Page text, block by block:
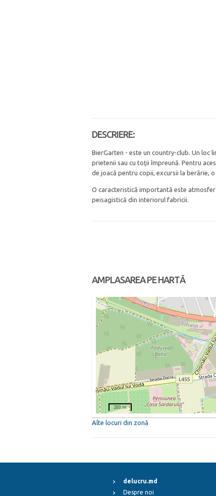
DESCRIERE:
BierGarten - este un country-club. Un loc
prietenii sau cu toții împreună. Pentru
de joacă pentru copii, excursii la berărie,
O caracteristică importantă este
peisagistică din interiorul fabricii.
AMPLASAREA PE HARTĂ
200 m
Alte locuri din zonă
delucru.md
Despre noi